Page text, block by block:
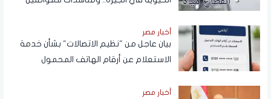
أخبار مصر
بيان عاجل من "نظيم الاتصالات" بشأن خدمة
الاستعلام عن أرقام الهاتف المحمول
NTRA
أخبار مصر